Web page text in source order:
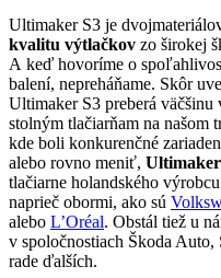
Ultimaker S3 je
kvalitu výtlačkov zo širokej
A keď hovoríme o
balení, nepreháňame. Skôr
Ultimaker S3 preberá väčšinu
stolným tlačiarňam na našom
kde boli konkurenčné
alebo rovno meniť,
tlačiarne holandského
naprieč obormi, ako sú
alebo L’Oréal. Obstál tiež u
v spoločnostiach Škoda Auto,
rade ďalších.